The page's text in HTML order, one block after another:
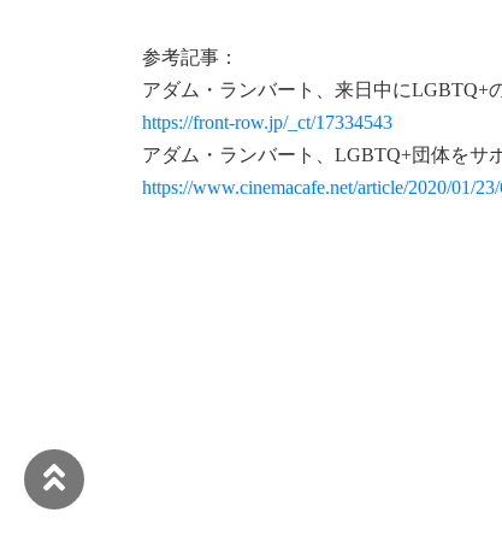
参考記事：
アダム・ランバート、来日中にLGBTQ+
https://front-row.jp/_ct/17334543
アダム・ランバート、LGBTQ+団体をサ
https://www.cinemacafe.net/article/2020/01/